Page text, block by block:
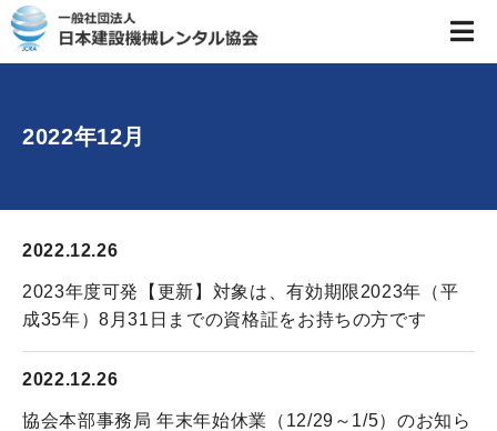
2022年12月
2022.12.26
2023年度可発【更新】対象は、有効期限2023年（平
成35年）8月31日までの資格証をお持ちの方です
2022.12.26
協会本部事務局 年末年始休業（12/29～1/5）のお知ら